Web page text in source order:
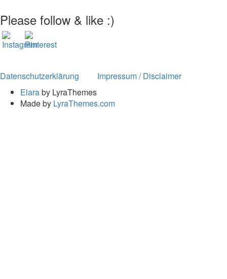
Please follow & like :)
Datenschutzerklärung
Impressum / Disclaimer
Elaraby LyraThemes
Made by LyraThemes.com